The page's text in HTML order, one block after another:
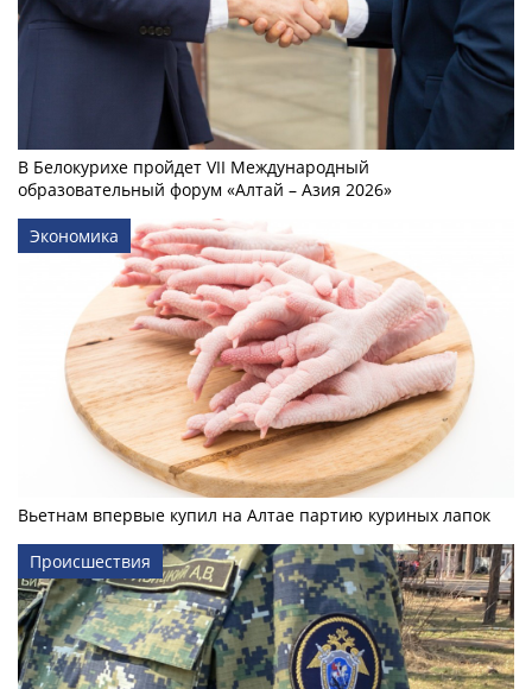
В Белокурихе пройдет VII Международный
образовательный форум «Алтай – Азия 2026»
Экономика
Вьетнам впервые купил на Алтае партию куриных лапок
Происшествия